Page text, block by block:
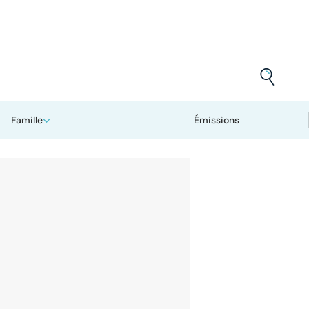
Famille Émissions